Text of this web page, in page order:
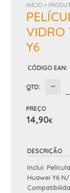
INÍCIO >
VIDRO
Y6
CÓDIGO EAN:
QTD:
PREÇO
14,90€
DESCRIÇÃO
Inclui:
Huawei Y6